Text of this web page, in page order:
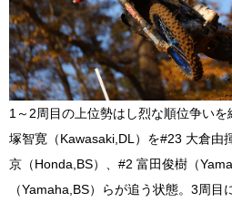
1～2周目の上位勢はし烈な順位争い
塚智寛（Kawasaki,DL）を#23 大倉由
京（Honda,BS）、#2 富田俊樹（
（Yamaha,BS）らが追う状態。3周目